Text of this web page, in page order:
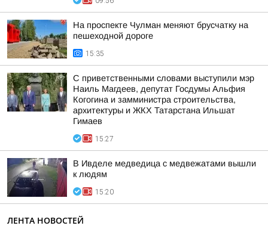
На проспекте Чулман меняют брусчатку на
пешеходной дороге
15:35
С приветственными словами выступили мэр
Наиль Магдеев, депутат Госдумы Альфия
Когогина и замминистра строительства,
архитектуры и ЖКХ Татарстана Ильшат
Гимаев
15:27
В Ивделе медведица с медвежатами вышли
к людям
15:20
ЛЕНТА НОВОСТЕЙ